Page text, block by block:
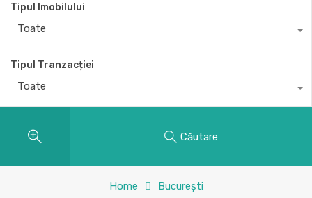
Tipul Imobilului
Toate
Tipul Tranzacției
Toate
Căutare
Home București